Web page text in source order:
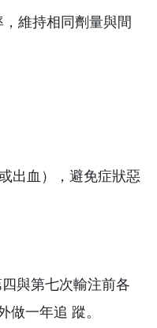
維持相同劑量與間
出血），避免症狀惡
與第七次輸注前各
做一年追 蹤。